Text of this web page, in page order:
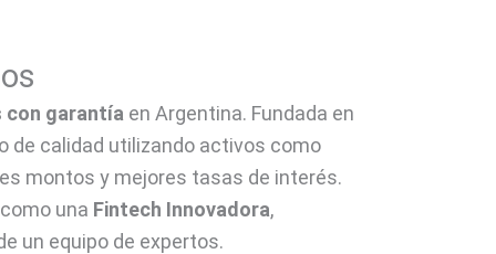
con garantía en Argentina. Fundada en
de calidad utilizando activos como
montos y mejores tasas de interés.
una Fintech Innovadora,
un equipo de expertos.